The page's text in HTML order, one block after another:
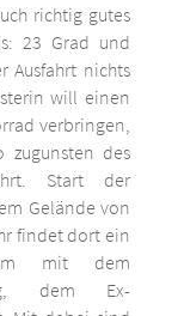
richtig gutes
23 Grad und
Ausfahrt nichts
will einen
verbringen,
zugunsten des
Start der
Gelände von
findet dort ein
mit dem
dem Ex-